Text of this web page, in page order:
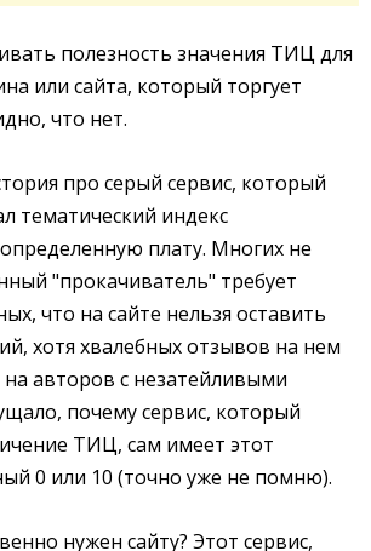
полезность значения ТИЦ для
или сайта, который торгует
что нет.
про серый сервис, который
тематический индекс
плату. Многих не
"прокачиватель" требует
что на сайте нельзя оставить
хотя хвалебных отзывов на нем
на авторов с незатейливыми
почему сервис, который
ТИЦ, сам имеет этот
0 или 10 (точно уже не помню).
нужен сайту? Этот сервис,